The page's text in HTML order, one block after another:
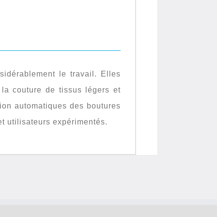
le travail. Elles
couture de tissus légers et
automatiques des boutures
utilisateurs expérimentés.